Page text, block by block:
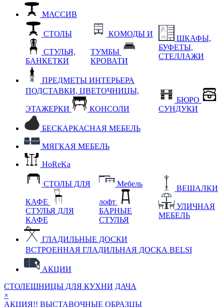
МАССИВ
СТОЛЫ
СТУЛЬЯ,
БАНКЕТКИ
КОМОДЫ И
ТУМБЫ
КРОВАТИ
ШКАФЫ,
БУФЕТЫ,
СТЕЛЛАЖИ
ПРЕДМЕТЫ ИНТЕРЬЕРА
ПОДСТАВКИ, ЦВЕТОЧНИЦЫ,
ЭТАЖЕРКИ КОНСОЛИ
БЮРО
СУНДУКИ
БЕСКАРКАСНАЯ МЕБЕЛЬ
МЯГКАЯ МЕБЕЛЬ
HoReKa
СТОЛЫ ДЛЯ
КАФЕ
СТУЛЬЯ ДЛЯ
КАФЕ
Мебель
лофт
БАРНЫЕ
СТУЛЬЯ
ВЕШАЛКИ
УЛИЧНАЯ
МЕБЕЛЬ
ГЛАДИЛЬНЫЕ ДОСКИ
ВСТРОЕННАЯ ГЛАДИЛЬНАЯ ДОСКА BELSI
АКЦИИ
СТОЛЕШНИЦЫ ДЛЯ КУХНИ ДАЧА
×
АКЦИЯ!! ВЫСТАВОЧНЫЕ ОБРАЗЦЫ